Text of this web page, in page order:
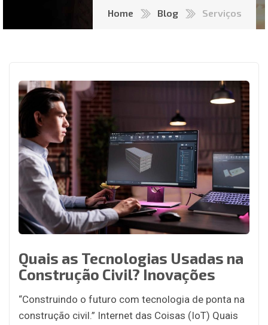
Home Blog Serviços
Quais as Tecnologias Usadas na
Construção Civil? Inovações
“Construindo o futuro com tecnologia de ponta na
construção civil.” Internet das Coisas (IoT) Quais